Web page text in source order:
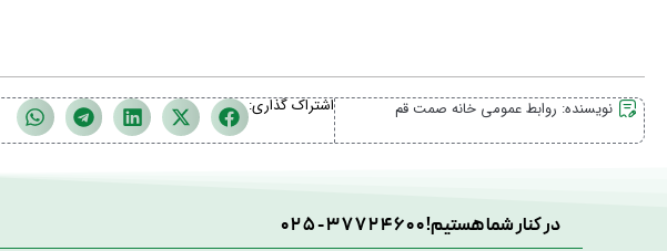
نویسنده: روابط عمومی خانه صمت قم اشتراک گذاری:
در کنار شما هستیم!025-37724600